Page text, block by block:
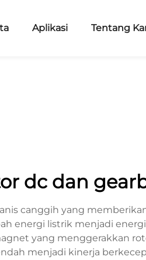
Aplikasi Tentang
dc dan
canggih yang
energi listrik menjadi
yang menggerakkan
menjadi kinerja